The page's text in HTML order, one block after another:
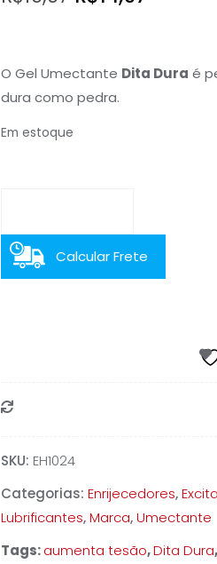
original
era:
atual
O Gel Umectante Dita Dura é
dura como pedra.
Em estoque
Calcular Frete
SKU: EH1024
Categorias: Enrijecedores,
Lubrificantes,Marca,Umectante
Tags:aumenta tesão,Dita Dura,